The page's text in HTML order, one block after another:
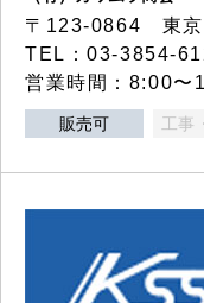
〒123-0864 東京
TEL：03-3854-
営業時間：8:00〜
販売可 工事